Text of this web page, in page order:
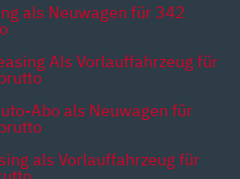
als Neuwagen für 342
Als Vorlauffahrzeug für
Abo als Neuwagen für
als Vorlauffahrzeug für